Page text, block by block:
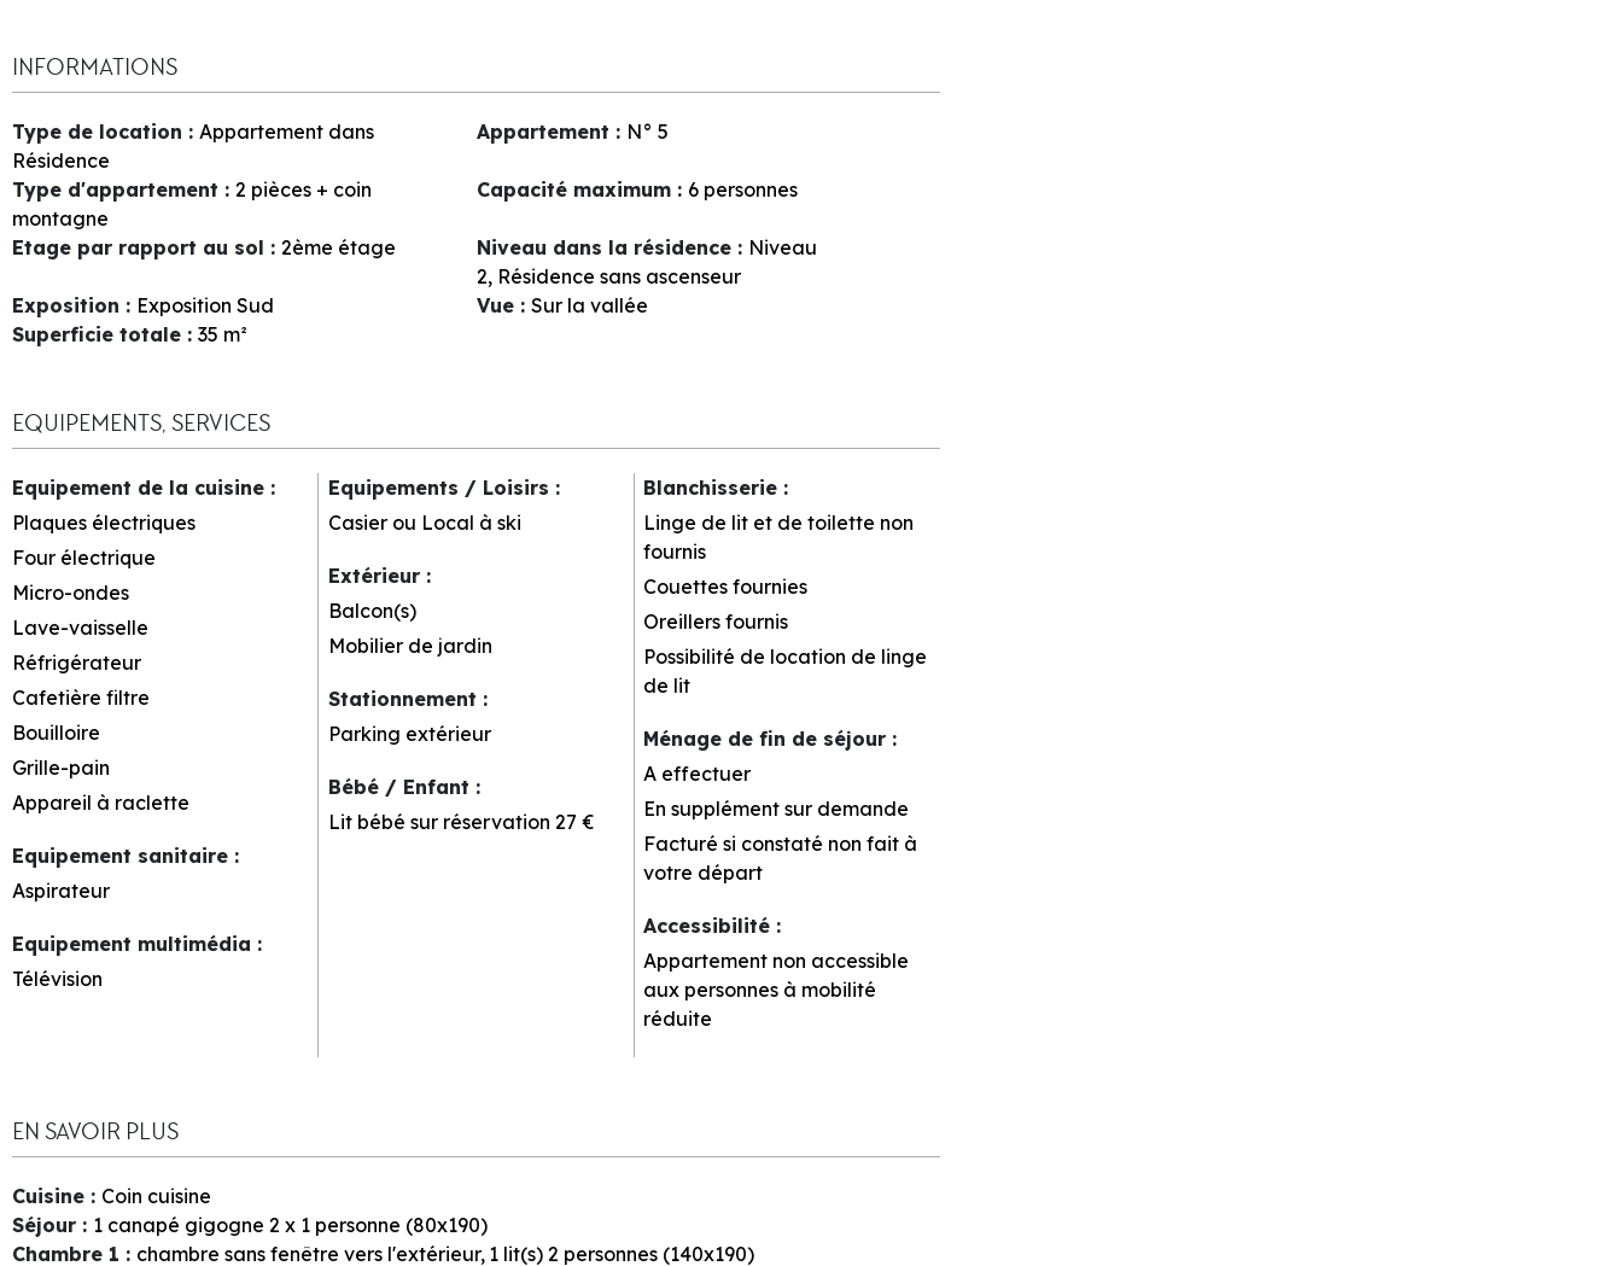
INFORMATIONS
Type de location : Appartement dans
Résidence
Appartement : N° 5
Type d'appartement : 2 pièces + coin
montagne
Capacité maximum : 6 personnes
Etage par rapport au sol : 2ème étage Niveau dans la résidence : Niveau
2 Résidence sans ascenseur
Exposition : Exposition Sud Vue : Sur la vallée
Superficie totale : 35 m²
EQUIPEMENTS, SERVICES
Equipement de la cuisine :
Plaques électriques
Four électrique
Micro-ondes
Lave-vaisselle
Réfrigérateur
Cafetière filtre
Bouilloire
Grille-pain
Appareil à raclette
Equipement sanitaire :
Aspirateur
Equipement multimédia :
Télévision
Equipements / Loisirs :
Casier ou Local à ski
Extérieur :
Balcon(s)
Mobilier de jardin
Stationnement :
Parking extérieur
Bébé / Enfant :
Lit bébé sur réservation 27 €
Blanchisserie :
Linge de lit et de toilette non
fournis
Couettes fournies
Oreillers fournis
Possibilité de location de linge
de lit
Ménage de fin de séjour :
A effectuer
En supplément sur demande
Facturé si constaté non fait à
votre départ
Accessibilité :
Appartement non accessible
aux personnes à mobilité
réduite
EN SAVOIR PLUS
Cuisine : Coin cuisine
Séjour : 1 canapé gigogne 2 x 1 personne (80x190)
Chambre 1 : chambre sans fenêtre vers l'extérieur 1 lit(s) 2 personnes (140x190)